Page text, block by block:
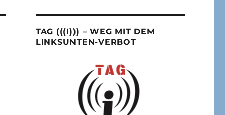
TAG (((I))) – WEG MIT DEM
LINKSUNTEN-VERBOT